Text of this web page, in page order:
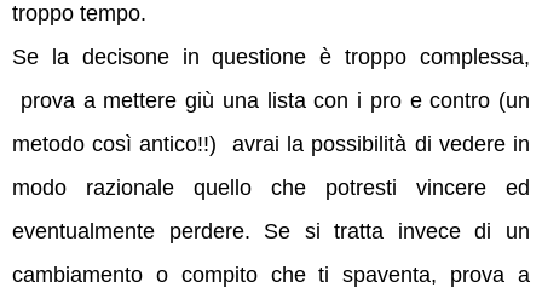
troppo tempo.
Se la decisone in questione è troppo complessa,
prova a mettere giù una lista con i pro e contro (un
metodo così antico!!) avrai la possibilità di vedere in
modo razionale quello che potresti vincere ed
eventualmente perdere. Se si tratta invece di un
cambiamento o compito che ti spaventa, prova a